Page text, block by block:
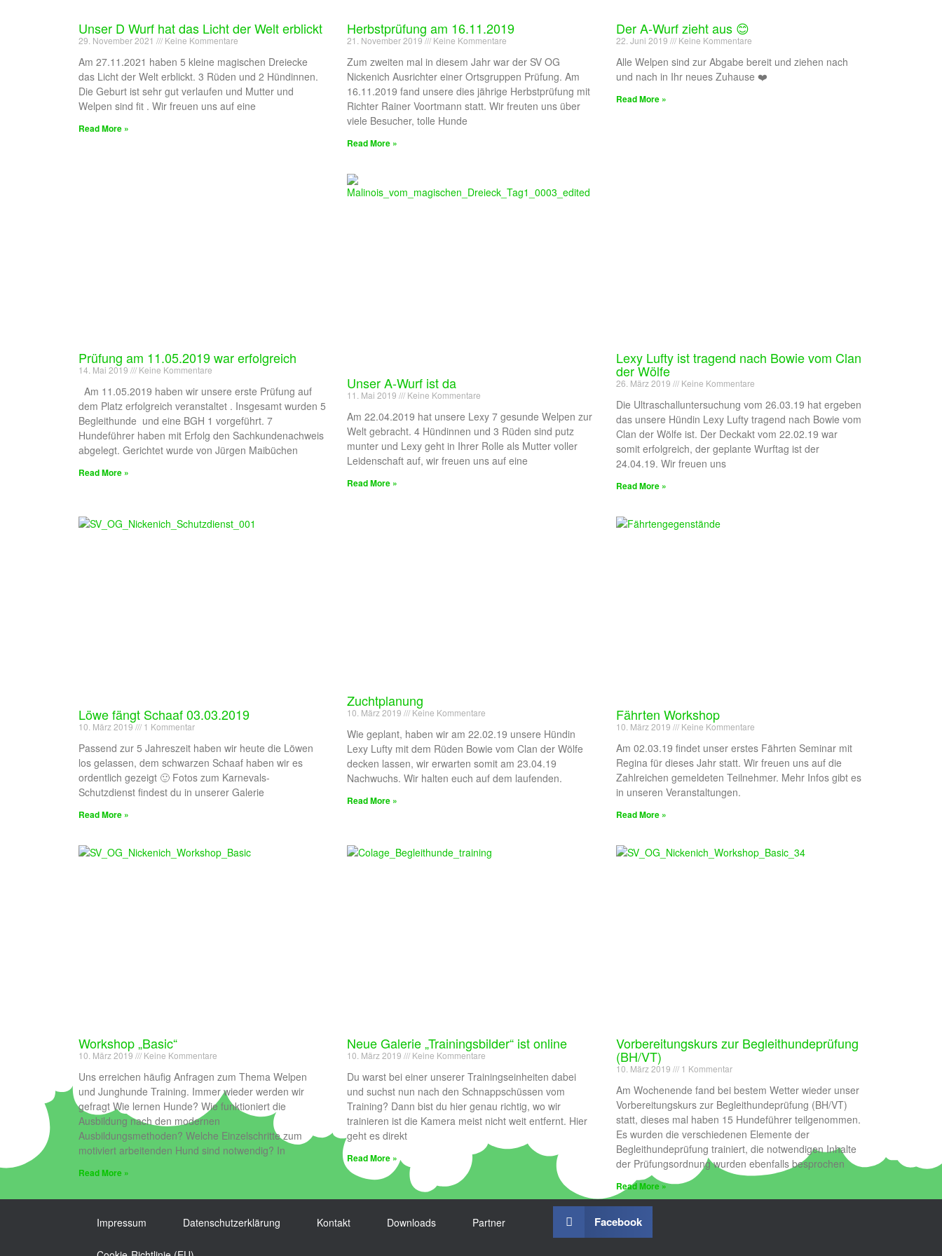
Unser D Wurf hat das Licht der Welt erblickt
29. November 2021 Keine Kommentare
Am 27.11.2021 haben 5 kleine magischen Dreiecke
das Licht der Welt erblickt. 3 Rüden und 2 Hündinnen.
Die Geburt ist sehr gut verlaufen und Mutter und
Welpen sind fit . Wir freuen uns auf eine
Read More »
Herbstprüfung am 16.11.2019
21. November 2019 Keine Kommentare
Zum zweiten mal in diesem Jahr war der SV OG
Nickenich Ausrichter einer Ortsgruppen Prüfung. Am
16.11.2019 fand unsere dies jährige Herbstprüfung mit
Richter Rainer Voortmann statt. Wir freuten uns über
viele Besucher, tolle Hunde
Read More »
Der A-Wurf zieht aus 😊
22. Juni 2019 Keine Kommentare
Alle Welpen sind zur Abgabe bereit und ziehen nach
und nach in Ihr neues Zuhause ❤️
Read More »
Prüfung am 11.05.2019 war erfolgreich
14. Mai 2019 Keine Kommentare
Am 11.05.2019 haben wir unsere erste Prüfung auf
dem Platz erfolgreich veranstaltet . Insgesamt wurden 5
Begleithunde und eine BGH 1 vorgeführt. 7
Hundeführer haben mit Erfolg den Sachkundenachweis
abgelegt. Gerichtet wurde von Jürgen Maibüchen
Read More »
Unser A-Wurf ist da
11. Mai 2019 Keine Kommentare
Am 22.04.2019 hat unsere Lexy 7 gesunde Welpen zur
Welt gebracht. 4 Hündinnen und 3 Rüden sind putz
munter und Lexy geht in Ihrer Rolle als Mutter voller
Leidenschaft auf, wir freuen uns auf eine
Read More »
Lexy Lufty ist tragend nach Bowie vom Clan
der Wölfe
26. März 2019 Keine Kommentare
Die Ultraschalluntersuchung vom 26.03.19 hat ergeben
das unsere Hündin Lexy Lufty tragend nach Bowie vom
Clan der Wölfe ist. Der Deckakt vom 22.02.19 war
somit erfolgreich, der geplante Wurftag ist der
24.04.19. Wir freuen uns
Read More »
Löwe fängt Schaaf 03.03.2019
10. März 2019 1 Kommentar
Passend zur 5 Jahreszeit haben wir heute die Löwen
los gelassen, dem schwarzen Schaaf haben wir es
ordentlich gezeigt 🙂 Fotos zum Karnevals-
Schutzdienst findest du in unserer Galerie
Read More »
Zuchtplanung
10. März 2019 Keine Kommentare
Wie geplant, haben wir am 22.02.19 unsere Hündin
Lexy Lufty mit dem Rüden Bowie vom Clan der Wölfe
decken lassen, wir erwarten somit am 23.04.19
Nachwuchs. Wir halten euch auf dem laufenden.
Read More »
Fährten Workshop
10. März 2019 Keine Kommentare
Am 02.03.19 findet unser erstes Fährten Seminar mit
Regina für dieses Jahr statt. Wir freuen uns auf die
Zahlreichen gemeldeten Teilnehmer. Mehr Infos gibt es
in unseren Veranstaltungen.
Read More »
Workshop „Basic“
10. März 2019 Keine Kommentare
Uns erreichen häufig Anfragen zum Thema Welpen
und Junghunde Training. Immer wieder werden wir
gefragt Wie lernen Hunde? Wie funktioniert die
Ausbildung nach den modernen
Ausbildungsmethoden? Welche Einzelschritte zum
motiviert arbeitenden Hund sind notwendig? In
Read More »
Neue Galerie „Trainingsbilder“ ist online
10. März 2019 Keine Kommentare
Du warst bei einer unserer Trainingseinheiten dabei
und suchst nun nach den Schnappschüssen vom
Training? Dann bist du hier genau richtig, wo wir
trainieren ist die Kamera meist nicht weit entfernt. Hier
geht es direkt
Read More »
Vorbereitungskurs zur Begleithundeprüfung
(BH/VT)
10. März 2019 1 Kommentar
Am Wochenende fand bei bestem Wetter wieder unser
Vorbereitungskurs zur Begleithundeprüfung (BH/VT)
statt, dieses mal haben 15 Hundeführer teilgenommen.
Es wurden die verschiedenen Elemente der
Begleithundeprüfung trainiert, die notwendigen Inhalte
der Prüfungsordnung wurden ebenfalls besprochen
Read More »
Impressum Datenschutzerklärung Kontakt Downloads Partner Facebook